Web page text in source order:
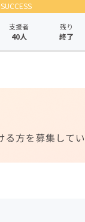
SUCCESS
支援者
40人
残り
終了